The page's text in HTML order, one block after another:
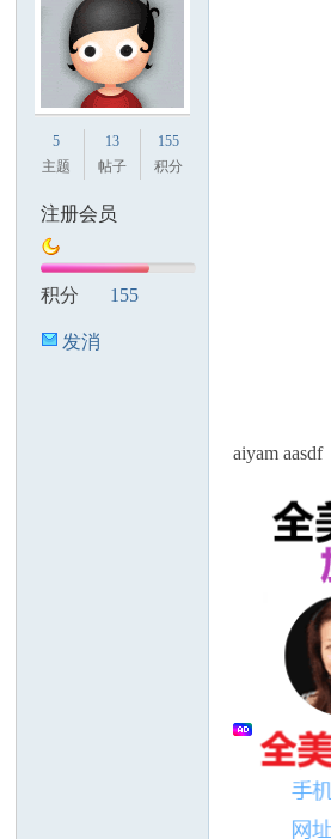
5
主题
13
帖子
155
积分
注册会员
积分 155
发消
aiyam aasdf